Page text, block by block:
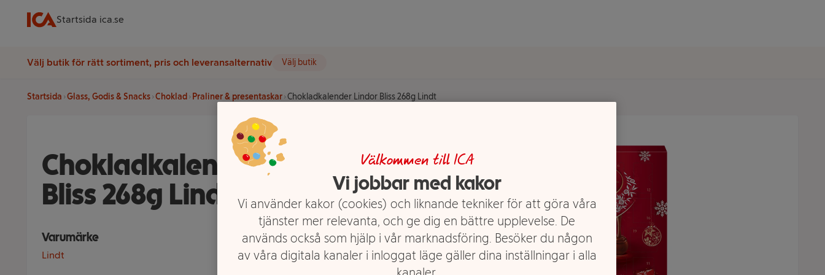
Startsida ica.se
Välj butik för rätt sortiment, pris och leveransalternativ Välj butik
Startsida Glass, Godis & Snacks Choklad Praliner & presentaskar Chokladkalender Lindor Bliss 268g Lindt
Chokladkalender Lindor
Bliss 268g Lindt
Varumärke
Lindt
Välkommen till ICA
Vi jobbar med kakor
Vi använder kakor (cookies) och liknande tekniker för att göra våra
tjänster mer relevanta, och ge dig en bättre upplevelse. De
används också som hjälp i vår marknadsföring. Besöker du någon
av våra digitala kanaler i inloggat läge gäller dina inställningar i alla